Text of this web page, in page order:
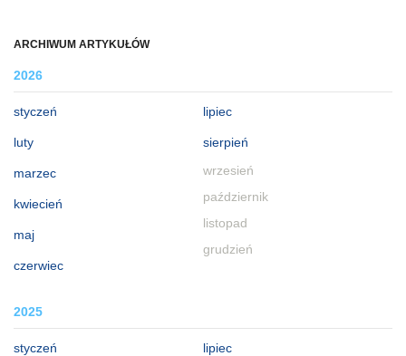
ARCHIWUM ARTYKUŁÓW
2026
styczeń
luty
marzec
kwiecień
maj
czerwiec
lipiec
sierpień
wrzesień
październik
listopad
grudzień
2025
styczeń lipiec